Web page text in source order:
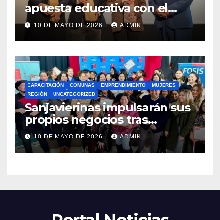
apuesta educativa con el
lanzamiento del
Preuniversitario Brotes 2026
10 DE MAYO DE 2026 ADMIN
CAPACITACIÓN COMUNAS EMPRENDIMIENTO
MUJERES
REGIÓN
UNCATEGORIZED
Sanjavierinas impulsarán sus
propios negocios tras
capacitarse junto al FOSIS
10 DE MAYO DE 2026 ADMIN